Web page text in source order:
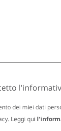
dei miei dati
Leggi qui